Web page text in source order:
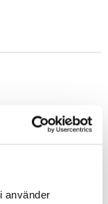
använder
arrow_forward_ios